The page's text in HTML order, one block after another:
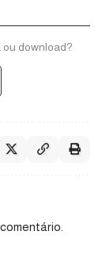
ou download?